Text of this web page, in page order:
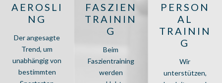
AEROSLI
NG
Der angesagte
Trend, um
unabhängig von
bestimmten
FASZIEN
TRAININ
G
Beim
Faszientraining
werden
PERSON
AL
TRAININ
G
Wir
unterstützen,